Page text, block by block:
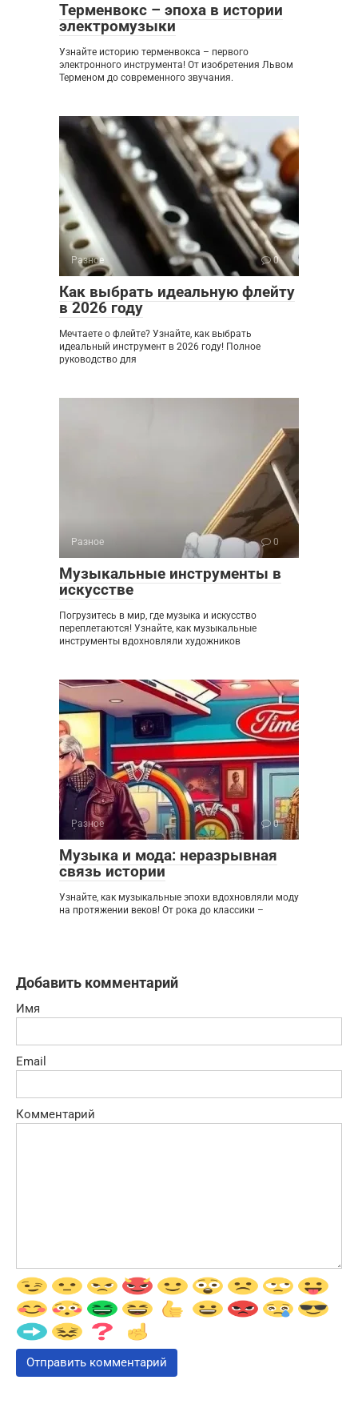
Терменвокс – эпоха в истории
электромузыки
Узнайте историю терменвокса – первого
электронного инструмента! От изобретения Львом
Терменом до современного звучания.
Разное 0
Как выбрать идеальную флейту
в 2026 году
Мечтаете о флейте? Узнайте, как выбрать
идеальный инструмент в 2026 году! Полное
руководство для
Разное 0
Музыкальные инструменты в
искусстве
Погрузитесь в мир, где музыка и искусство
переплетаются! Узнайте, как музыкальные
инструменты вдохновляли художников
Разное 0
Музыка и мода: неразрывная
связь истории
Узнайте, как музыкальные эпохи вдохновляли моду
на протяжении веков! От рока до классики –
Добавить комментарий
Имя
Email
Комментарий